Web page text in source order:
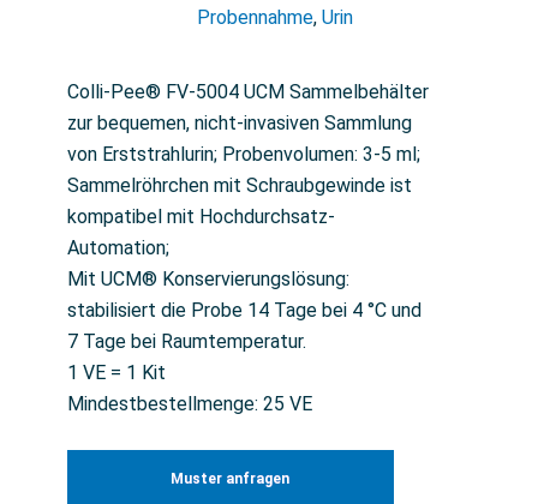
Probennahme, Urin
Colli-Pee® FV-5004 UCM Sammelbehälter
zur bequemen, nicht-invasiven Sammlung
von Erststrahlurin; Probenvolumen: 3-5 ml;
Sammelröhrchen mit Schraubgewinde ist
kompatibel mit Hochdurchsatz-
Automation;
Mit UCM® Konservierungslösung:
stabilisiert die Probe 14 Tage bei 4 °C und
7 Tage bei Raumtemperatur.
1 VE = 1 Kit
Mindestbestellmenge: 25 VE
Muster anfragen